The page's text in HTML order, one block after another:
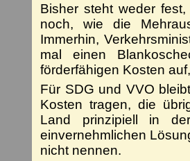
Bisher steht weder
noch, wie die
Immerhin,
mal einen
förderfähigen Kosten
Für SDG und VVO
Kosten tragen, die
Land prinzipiell in
einvernehmlichen
nicht nennen.